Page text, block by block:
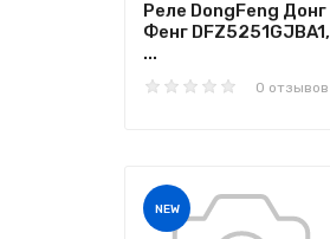
Реле DongFeng Донг
Фенг DFZ5251GJBA1,
...
0 отзывов
NEW